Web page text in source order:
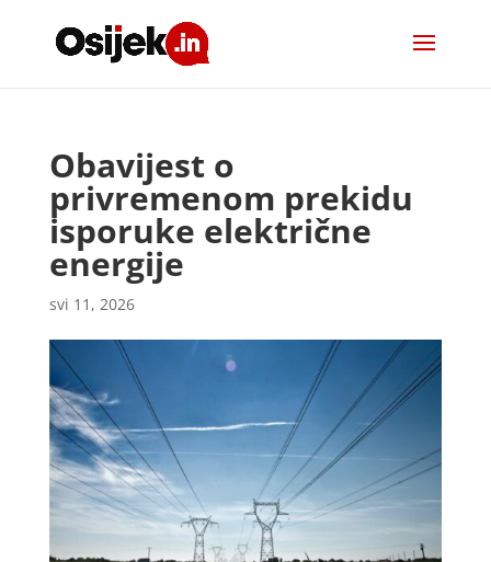
Obavijest o
privremenom prekidu
isporuke električne
energije
svi 11, 2026